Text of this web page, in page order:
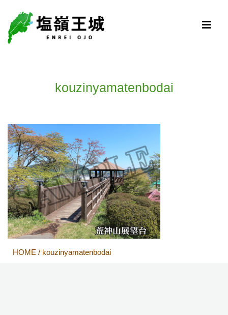
kouzinyamatenbodai
HOME / kouzinyamatenbodai